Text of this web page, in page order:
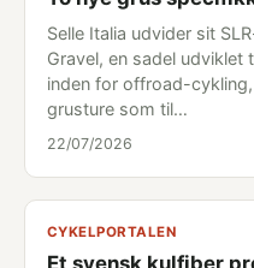
Selle Italia udvider sit
Gravel, en sadel udviklet
inden for offroad-
grusture som til…
22/07/2026
CYKELPORTALEN
Et svensk kulfiber